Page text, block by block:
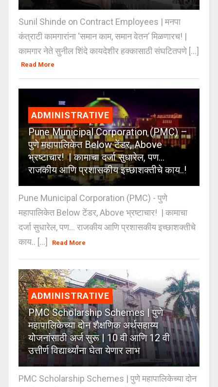
Sunil Shinde on Contract Employees | मनपा
कंत्राटी कामगारांना ‘समान काम, समान वेतन’ मिळणारच! |
कामगार नेते सुनील शिंदे कायदेशीर हक्कासाठी संघटितपणे [...]
Read More
ADMINISTRATIVE
Pune Municipal Corporation (PMC) –
पुणे महापालिकेत Below टेंडर, Above
भ्रष्टाचार! | कामाचा दर्जा सुधारेल, पण…
राजकीय आणि प्रशासकीय इच्छाशक्तीचे काय..!
Pune Municipal Corporation (PMC) - पुणे
महापालिकेत Below टेंडर, Above भ्रष्टाचार! | कामाचा
दर्जा सुधारेल, पण… राजकीय आणि प्रशासकीय इच्छाशक्तीचे
काय.. [...]
Read More
ADMINISTRATIVE
PMC Scholarship Schemes | पुणे
महापालिकेच्या दोन शैक्षणिक अर्थसहाय्य
योजनांसाठी अर्ज सुरू | 10 वी आणि 12 वी
उत्तीर्ण विद्यार्थ्यांना घेता येणार लाभ
PMC Scholarship Schemes | पुणे महापालिकेच्या दोन